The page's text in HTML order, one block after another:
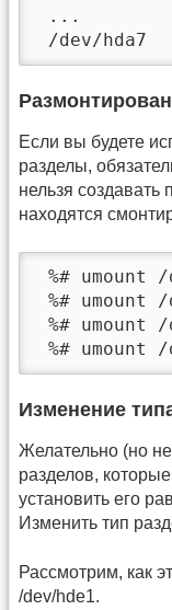
...
/dev/hda7
Если вы будете
разделы,
нельзя создавать
находятся
%# umount
%# umount
%# umount
%# umount
Изменение
Желательно (но
разделов,
установить его
Изменить тип
Рассмотрим, как
/dev/hde1.